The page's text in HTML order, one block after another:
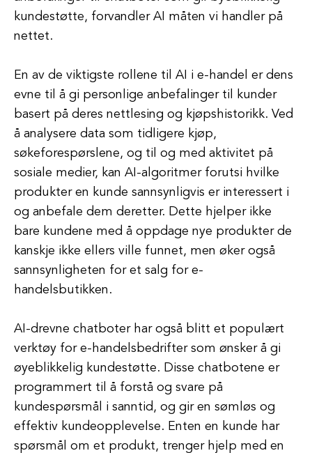
kundestøtte, forvandler AI måten vi handler på
nettet.
En av de viktigste rollene til AI i e-handel er dens
evne til å gi personlige anbefalinger til kunder
basert på deres nettlesing og kjøpshistorikk. Ved
å analysere data som tidligere kjøp,
søkeforespørslene, og til og med aktivitet på
sosiale medier, kan AI-algoritmer forutsi hvilke
produkter en kunde sannsynligvis er interessert i
og anbefale dem deretter. Dette hjelper ikke
bare kundene med å oppdage nye produkter de
kanskje ikke ellers ville funnet, men øker også
sannsynligheten for et salg for e-
handelsbutikken.
AI-drevne chatboter har også blitt et populært
verktøy for e-handelsbedrifter som ønsker å gi
øyeblikkelig kundestøtte. Disse chatbotene er
programmert til å forstå og svare på
kundespørsmål i sanntid, og gir en sømløs og
effektiv kundeopplevelse. Enten en kunde har
spørsmål om et produkt, trenger hjelp med en